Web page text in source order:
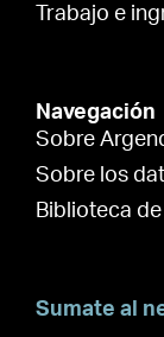
Trabajo e
Navegación
Sobre
Sobre los
Biblioteca
Sumate al